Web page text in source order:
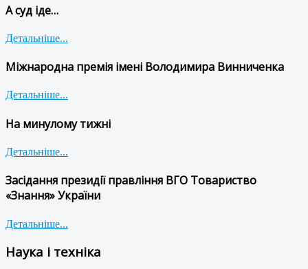
А суд іде…
Детальніше...
Міжнародна премія імені Володимира Винниченка
Детальніше...
На минулому тижні
Детальніше...
Засідання президії правління ВГО Товариство
«Знання» України
Детальніше...
Наука і техніка